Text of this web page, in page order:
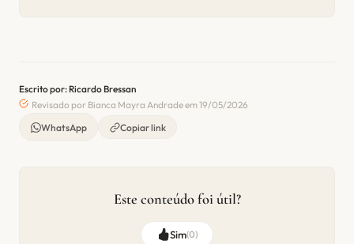
Escrito por: Ricardo Bressan
Revisado por Bianca Mayra Andrade em 19/05/2026
WhatsApp
Copiar link
Este conteúdo foi útil?
Sim(0)